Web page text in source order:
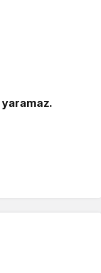
yaramaz.